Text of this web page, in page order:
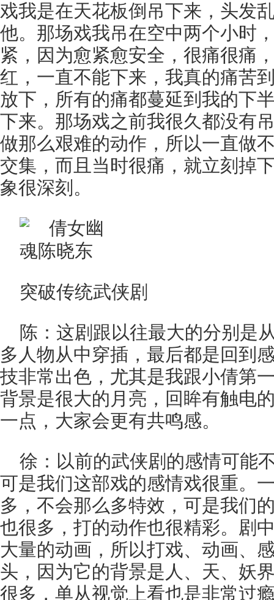
戏我是在天花板倒吊下来，头发
他。那场戏我吊在空中两个小时
紧，因为愈紧愈安全，很痛很痛
红，一直不能下来，我真的痛苦
放下，所有的痛都蔓延到我的下
下来。那场戏之前我很久都没有
做那么艰难的动作，所以一直做
交集，而且当时很痛，就立刻掉
象很深刻。
突破传统武侠剧
陈：这剧跟以往最大的分别是
多人物从中穿插，最后都是回到
技非常出色，尤其是我跟小倩第
背景是很大的月亮，回眸有触电
一点，大家会更有共鸣感。
徐：以前的武侠剧的感情可能
可是我们这部戏的感情戏很重。
多，不会那么多特效，可是我们
也很多，打的动作也很精彩。剧
大量的动画，所以打戏、动画、
头，因为它的背景是人、天、妖
很多，单从视觉上看也是非常过